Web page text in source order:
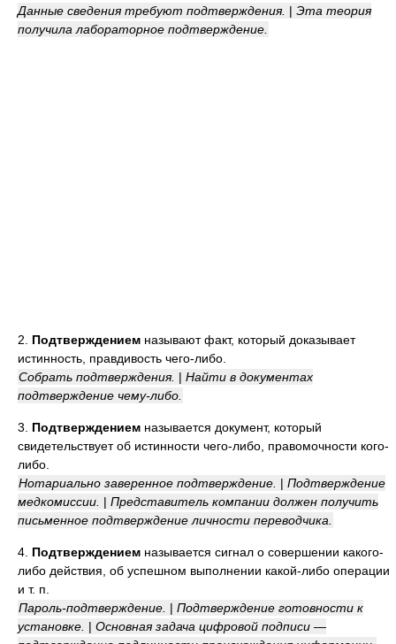
Данные сведения требуют подтверждения. | Эта теория
получила лабораторное подтверждение.
2. Подтверждением называют факт, который доказывает
истинность, правдивость чего-либо.
Собрать подтверждения. | Найти в документах
подтверждение чему-либо.
3. Подтверждением называется документ, который
свидетельствует об истинности чего-либо, правомочности кого-
либо.
Нотариально заверенное подтверждение. | Подтверждение
медкомиссии. | Представитель компании должен получить
письменное подтверждение личности переводчика.
4. Подтверждением называется сигнал о совершении какого-
либо действия, об успешном выполнении какой-либо операции
и т. п.
Пароль-подтверждение. | Подтверждение готовности к
установке. | Основная задача цифровой подписи —